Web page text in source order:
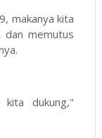
makanya kita
dan memutus
dukung,"